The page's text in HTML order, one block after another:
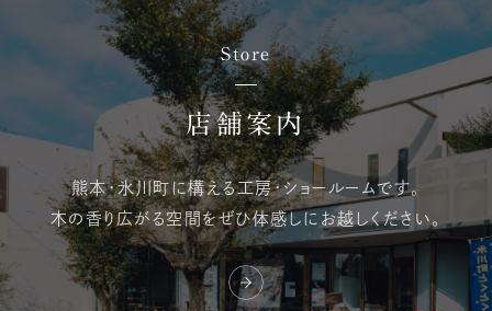
Store
店舗案内
熊本・氷川町に構える工房・ショールームです。
木の香り広がる空間をぜひ体感しにお越しください。